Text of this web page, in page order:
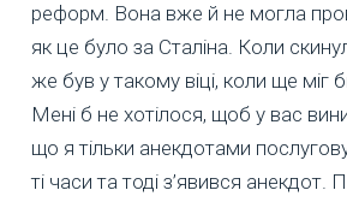
реформ. Вона вже й не могла
як це було за Сталіна. Коли
же був у такому віці, коли ще міг
Мені б не хотілося, щоб у вас
що я тільки анекдотами
ті часи та тоді з’явився анекдот.